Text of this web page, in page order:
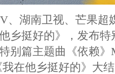
湖南卫视、芒果超
乡挺好的》，发布特
别篇主题曲《依赖
在他乡挺好的》大